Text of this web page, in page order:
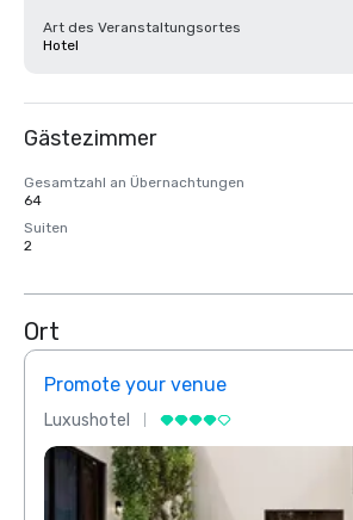
Art des Veranstaltungsortes
Hotel
Gästezimmer
Gesamtzahl an Übernachtungen
64
Suiten
2
Ort
Promote your venue
Luxushotel